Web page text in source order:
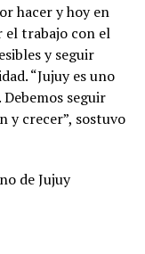
hacer y hoy en
el trabajo con el
y seguir
“Jujuy es uno
seguir
y crecer”, sostuvo
de Jujuy